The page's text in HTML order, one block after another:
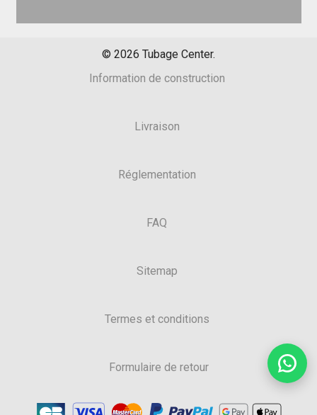
© 2026 Tubage Center.
Information de construction
Livraison
Réglementation
FAQ
Sitemap
Termes et conditions
Formulaire de retour